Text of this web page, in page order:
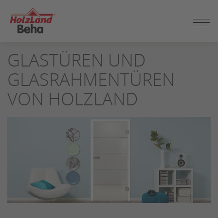
ZUM
SEITENINHALT
SPRINGEN
GLASTÜREN UND
GLASRAHMENTÜREN
VON HOLZLAND